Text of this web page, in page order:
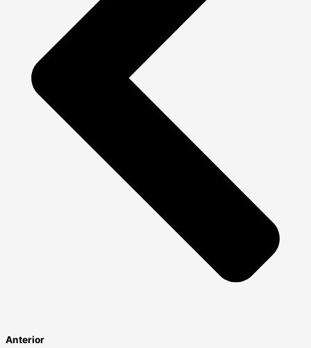
Anterior